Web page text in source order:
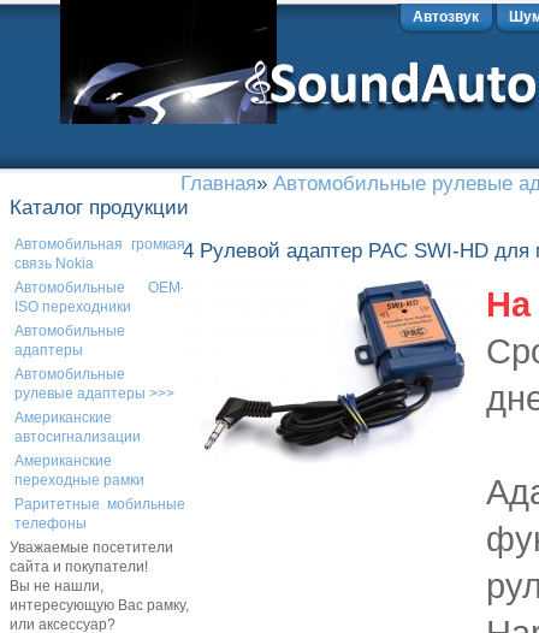
Автозвук
Каталог продукции
Автомобильная громкая
связь Nokia
Автомобильные OEM-
ISO переходники
Автомобильные
адаптеры
Автомобильные
рулевые адаптеры >>>
Американские
автосигнализации
Американские
переходные рамки
Раритетные мобильные
телефоны
Уважаемые посетители
сайта и покупатели!
Вы не нашли,
интересующую Вас рамку,
или аксессуар?
Главная» Автомобильные рулевые
4 Рулевой адаптер PAC SWI-HD
На